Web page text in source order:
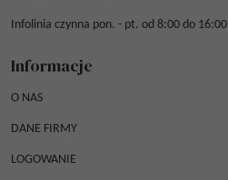
Infolinia czynna pon. - pt. od 8:00 do 16:00
Informacje
O NAS
DANE FIRMY
LOGOWANIE